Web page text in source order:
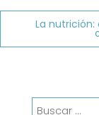
de La nutrición: